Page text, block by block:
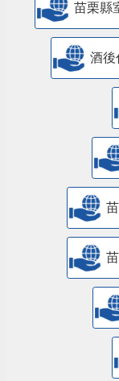
苗栗縣
酒後